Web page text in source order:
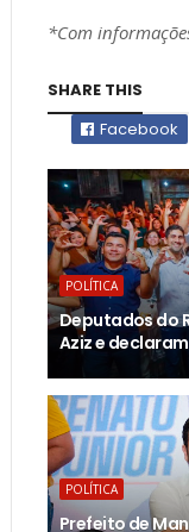
*Com
SHARE THIS
Facebook
POLÍTICA
Deputados do
Aziz e
POLÍTICA
Prefeito de